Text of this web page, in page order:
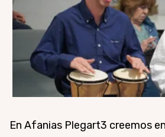
En Afanias Plegart3 creemos